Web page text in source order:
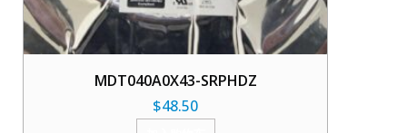
MDT040A0X43-SRPHDZ
$48.50